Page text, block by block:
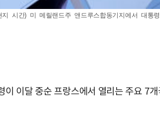
시간) 미 메릴랜드주 앤드루스합동기지에서 대통
이달 중순 프랑스에서 열리는 주요 7